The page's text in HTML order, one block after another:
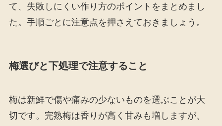
て、失敗しにくい作り方のポイントをまとめまし
た。手順ごとに注意点を押さえておきましょう。
梅選びと下処理で注意すること
梅は新鮮で傷や痛みの少ないものを選ぶことが大
切です。完熟梅は香りが高く甘みも増しますが、